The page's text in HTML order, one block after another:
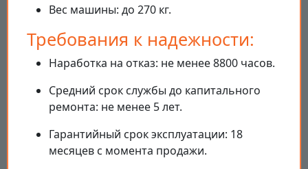
Вес машины: до 270 кг.
Требования к надежности:
Наработка на отказ: не менее 8800 часов.
Средний срок службы до капитального
ремонта: не менее 5 лет.
Гарантийный срок эксплуатации: 18
месяцев с момента продажи.